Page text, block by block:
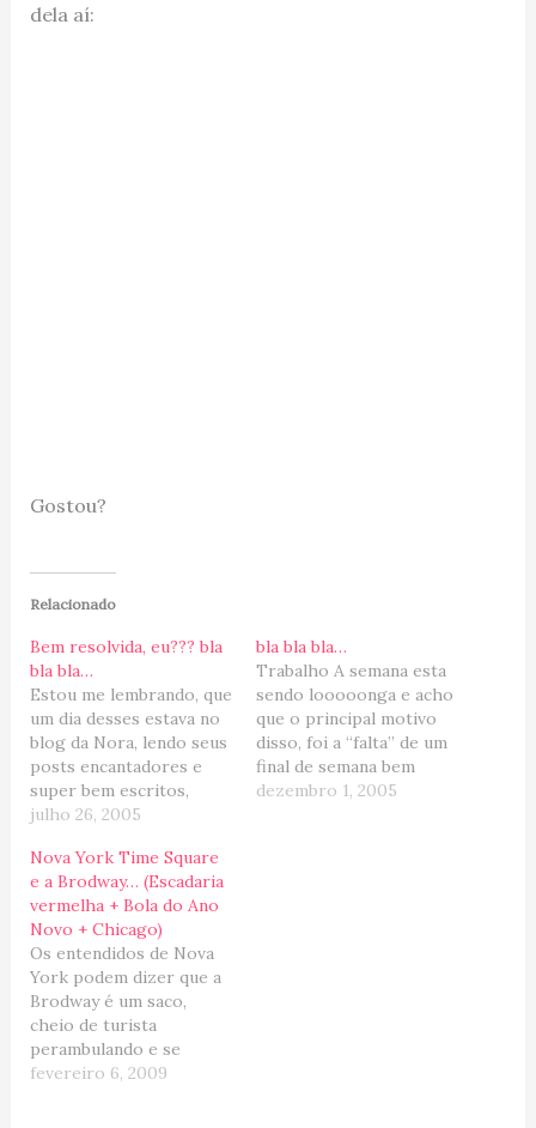
dela aí:
Gostou?
Relacionado
Bem resolvida, eu??? bla
bla bla…
Estou me lembrando, que
um dia desses estava no
blog da Nora, lendo seus
posts encantadores e
super bem escritos,
quando me deparei com
não precisar" (Clarice
Lispector)... essa frase
me tocou
profundamente... Nao me
abro, nao falo de mim
(somente o superfluo),
nao escrevo…
julho 26, 2005
bla bla bla…
Trabalho A semana esta
sendo looooonga e acho
que o principal motivo
disso, foi a “falta” de um
final de semana bem
descansado… mas
dezembro 1, 2005
Nova York Time Square
e a Brodway… (Escadaria
vermelha + Bola do Ano
Novo + Chicago)
Os entendidos de Nova
York podem dizer que a
Brodway é um saco,
cheio de turista
perambulando e se
trombando, um bando de
fevereiro 6, 2009